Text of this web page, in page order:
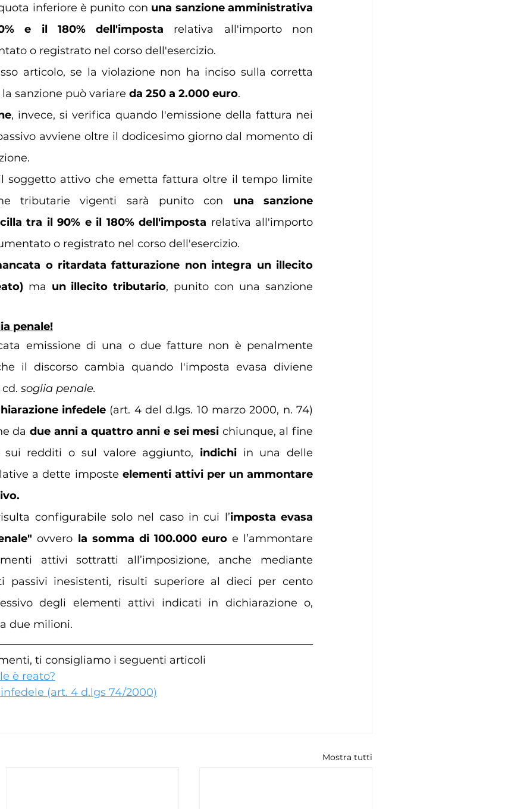
inferiore è punito con una sanzione amministrativa
e il 180% dell'imposta relativa all'importo non
o registrato nel corso dell'esercizio.
articolo, se la violazione non ha inciso sulla corretta
sanzione può variare da 250 a 2.000 euro.
, invece, si verifica quando l'emissione della fattura nei
avviene oltre il dodicesimo giorno dal momento di
soggetto attivo che emetta fattura oltre il tempo limite
tributarie vigenti sarà punito con una sanzione
tra il 90% e il 180% dell'imposta relativa all'importo
o registrato nel corso dell'esercizio.
o ritardata fatturazione non integra un illecito
ma un illecito tributario, punito con una sanzione
penale!
emissione di una o due fatture non è penalmente
il discorso cambia quando l'imposta evasa diviene
soglia penale.
infedele (art. 4 del d.lgs. 10 marzo 2000, n. 74)
da due anni a quattro anni e sei mesi chiunque, al fine
redditi o sul valore aggiunto, indichi in una delle
a dette imposte elementi attivi per un ammontare
configurabile solo nel caso in cui l’imposta evasa
ovvero la somma di 100.000 euro e l’ammontare
attivi sottratti all’imposizione, anche mediante
passivi inesistenti, risulti superiore al dieci per cento
degli elementi attivi indicati in dichiarazione o,
due milioni.
ti consigliamo i seguenti articoli
è reato?
(art. 4 d.lgs 74/2000)
Mostra tutti